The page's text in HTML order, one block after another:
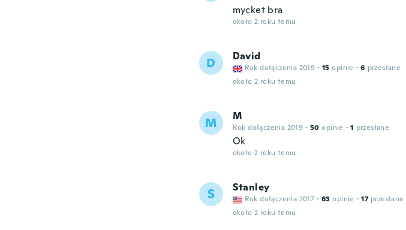
mycket bra
około 2 roku temu
D David
Rok dołączenia 2019 · 15 opinie · 6 przesłane
około 2 roku temu
M M
Rok dołączenia 2019 · 50 opinie · 1 przesłane
Ok
około 2 roku temu
S Stanley
Rok dołączenia 2017 · 63 opinie · 17 przesłane
około 2 roku temu